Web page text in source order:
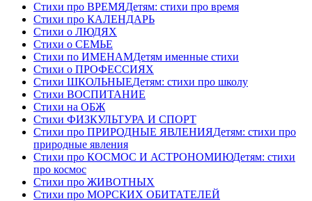
Стихи про ВРЕМЯДетям: стихи про время
Стихи про КАЛЕНДАРЬ
Стихи о ЛЮДЯХ
Стихи о СЕМЬЕ
Стихи по ИМЕНАМДетям именные стихи
Стихи о ПРОФЕССИЯХ
Стихи ШКОЛЬНЫЕДетям: стихи про школу
Стихи ВОСПИТАНИЕ
Стихи на ОБЖ
Стихи ФИЗКУЛЬТУРА И СПОРТ
Стихи про ПРИРОДНЫЕ ЯВЛЕНИЯДетям: стихи про
природные явления
Стихи про КОСМОС И АСТРОНОМИЮДетям: стихи
про космос
Стихи про ЖИВОТНЫХ
Стихи про МОРСКИХ ОБИТАТЕЛЕЙ